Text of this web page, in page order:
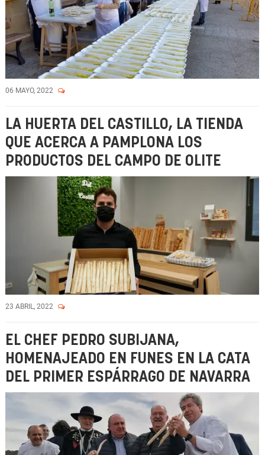
06 MAYO, 2022
LA HUERTA DEL CASTILLO, LA TIENDA
QUE ACERCA A PAMPLONA LOS
PRODUCTOS DEL CAMPO DE OLITE
23 ABRIL, 2022
EL CHEF PEDRO SUBIJANA,
HOMENAJEADO EN FUNES EN LA CATA
DEL PRIMER ESPÁRRAGO DE NAVARRA